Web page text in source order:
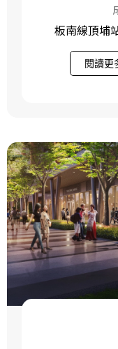
板南線頂埔
閱讀更